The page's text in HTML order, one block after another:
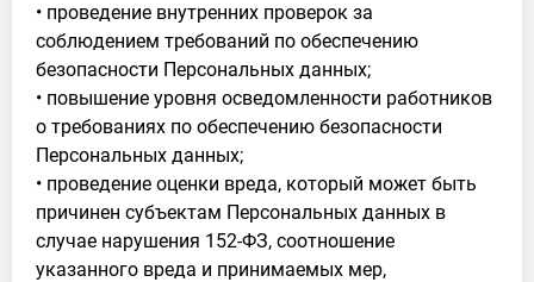
• проведение внутренних проверок за
соблюдением требований по обеспечению
безопасности Персональных данных;
• повышение уровня осведомленности работников
о требованиях по обеспечению безопасности
Персональных данных;
• проведение оценки вреда, который может быть
причинен субъектам Персональных данных в
случае нарушения 152-ФЗ, соотношение
указанного вреда и принимаемых мер,